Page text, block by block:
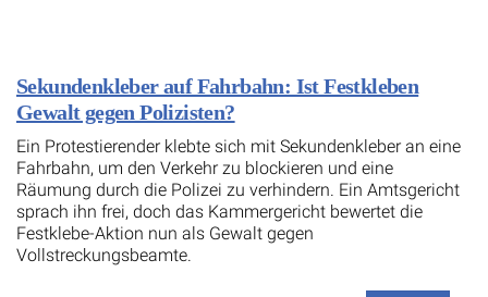
Sekundenkleber auf Fahrbahn: Ist Festkleben
Gewalt gegen Polizisten?
Ein Protestierender klebte sich mit Sekundenkleber an eine
Fahrbahn, um den Verkehr zu blockieren und eine
Räumung durch die Polizei zu verhindern. Ein Amtsgericht
sprach ihn frei, doch das Kammergericht bewertet die
Festklebe-Aktion nun als Gewalt gegen
Vollstreckungsbeamte.